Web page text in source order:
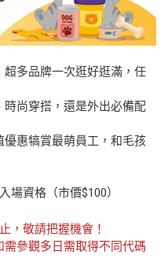
多品牌一次逛好逛滿，任
尚穿搭，還是外出必備配
惠犒賞最萌員工，和毛孩
場資格（市價$100）
，敬請把握機會！
參觀多日需取得不同代碼